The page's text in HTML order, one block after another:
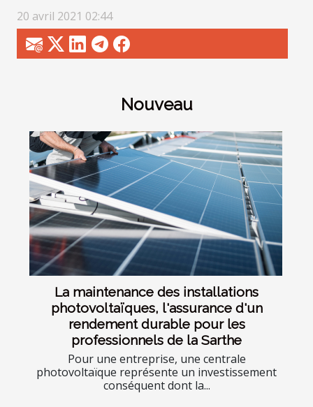
20 avril 2021 02:44
Nouveau
La maintenance des installations
photovoltaïques, l'assurance d'un
rendement durable pour les
professionnels de la Sarthe
Pour une entreprise, une centrale
photovoltaïque représente un investissement
conséquent dont la...